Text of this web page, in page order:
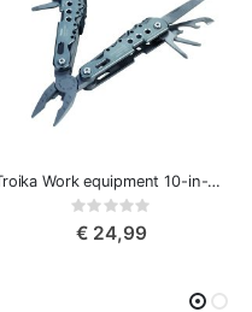
Troika Work equipment 10-in-1 Multifunctioneel Zakgereedschap, RVS-Staal
Rating:
€ 24,99